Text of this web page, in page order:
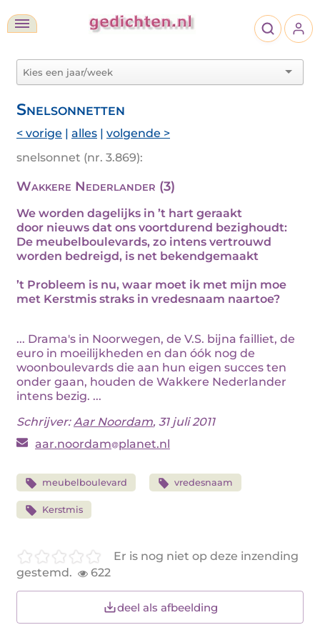
Snelsonnetten
< vorige | alles | volgende >
snelsonnet (nr. 3.869):
Wakkere Nederlander (3)
We worden dagelijks in ’t hart geraakt
door nieuws dat ons voortdurend bezighoudt:
De meubelboulevards, zo intens vertrouwd
worden bedreigd, is net bekendgemaakt
’t Probleem is nu, waar moet ik met mijn moe
met Kerstmis straks in vredesnaam naartoe?
... Drama's in Noorwegen, de V.S. bijna failliet, de
euro in moeilijkheden en dan óók nog de
woonboulevards die aan hun eigen succes ten
onder gaan, houden de Wakkere Nederlander
intens bezig. ...
Schrijver:Aar Noordam, 31 juli 2011
aar.noordam planet.nl
meubelboulevard vredesnaam
Kerstmis
Er is nog niet op deze inzending
gestemd.
622
deel als afbeelding